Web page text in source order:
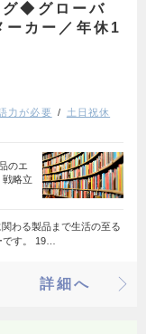
グ◆グローバ
ーカー／年休1
力が必要
土日祝休
のエ
戦略立
わる製品まで生活の至る
す。 19…
詳細へ